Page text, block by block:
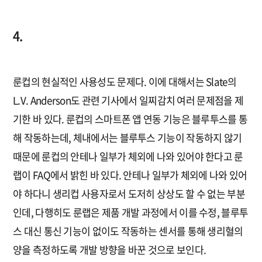
4.
룬컵의 현실적인 사용성도 문제다. 이에 대해서는 Slate의
L.V. Anderson도 관련 기사에서 일찌감치 여러 문제점을 제
기한 바 있다. 룬컵의 스마트폰 앱 연동 기능은 블루투스를 통
해 작동하는데, 체내에서는 블루투스 기능이 작동하지 않기
때문에 룬컵의 안테나 일부가 체외에 나와 있어야 한다고 룬
랩이 FAQ에서 밝힌 바 있다. 안테나 일부가 체외에 나와 있어
야 하다니 생리컵 사용자로서 도저히 상상도 할 수 없는 부분
인데, 다행히도 룬랩은 제품 개발 과정에서 이를 수정, 블루투
스 대신 통신 기능이 없이도 작동하는 센서를 통해 생리혈의
양을 측정하도록 개발 방향을 바꾼 것으로 보인다.